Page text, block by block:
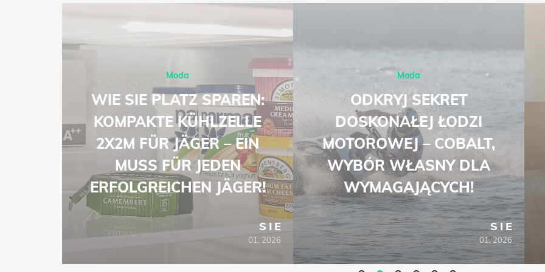
Moda
WIE SIE PLATZ SPAREN:
KOMPAKTE KÜHLZELLE
2X2M FÜR JÄGER – EIN
MUSS FÜR JEDEN
ERFOLGREICHEN JÄGER!
SIE
01, 2026
Moda
ODKRYJ SEKRET
DOSKONAŁEJ ŁODZI
MOTOROWEJ – COBALT,
WYBÓR WŁASNY DLA
WYMAGAJĄCYCH!
SIE
01, 2026